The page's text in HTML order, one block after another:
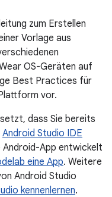
zum Erstellen
Vorlage aus
OS-Geräten auf
Best Practices für
vor.
dass Sie bereits
Android Studio IDE
Android-App entwickelt
eine App. Weitere
Android Studio
kennenlernen.